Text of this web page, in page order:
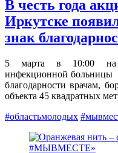
В честь года
Иркутске
знак
5 марта в 10:00 на
инфекционной больницы
благодарности врачам,
объекта 45 квадратных
#областьмолодых